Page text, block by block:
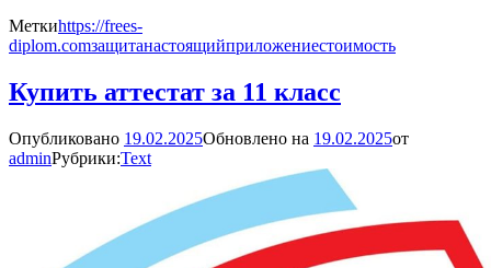
Меткиhttps://frees-
diplom.comзащитанастоящийприложениестоимость
Купить аттестат за 11 класс
Опубликовано 19.02.2025Обновлено на 19.02.2025от
adminРубрики:Text